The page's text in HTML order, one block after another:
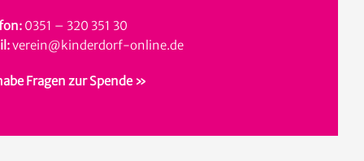
0351 – 320 351 30
verein@kinderdorf-online.de
Fragen zur Spende »